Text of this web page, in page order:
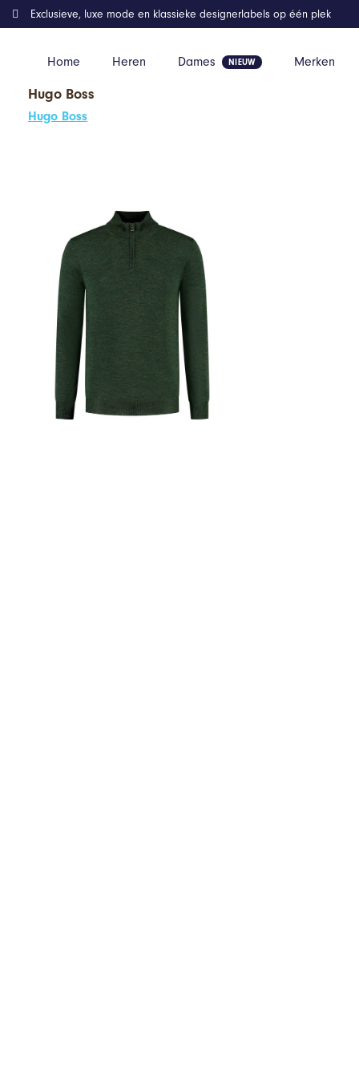
Home Heren Dames Merken
Exclusieve, luxe mode en klassieke designerlabels op één plek
Hugo Boss
Hugo Boss
Home Kleding